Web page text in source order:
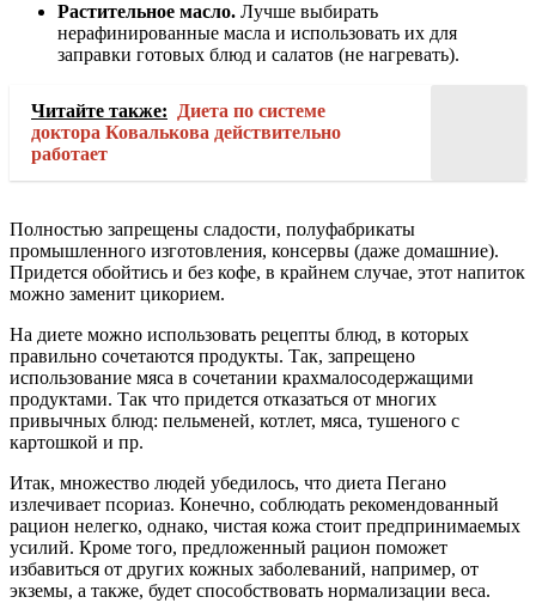
Растительное масло. Лучше выбирать
нерафинированные масла и использовать их для
заправки готовых блюд и салатов (не нагревать).
Читайте также:
Диета по системе
доктора Ковалькова действительно
работает
Полностью запрещены сладости, полуфабрикаты
промышленного изготовления, консервы (даже домашние).
Придется обойтись и без кофе, в крайнем случае, этот напиток
можно заменит цикорием.
На диете можно использовать рецепты блюд, в которых
правильно сочетаются продукты. Так, запрещено
использование мяса в сочетании крахмалосодержащими
продуктами. Так что придется отказаться от многих
привычных блюд: пельменей, котлет, мяса, тушеного с
картошкой и пр.
Итак, множество людей убедилось, что диета Пегано
излечивает псориаз. Конечно, соблюдать рекомендованный
рацион нелегко, однако, чистая кожа стоит предпринимаемых
усилий. Кроме того, предложенный рацион поможет
избавиться от других кожных заболеваний, например, от
экземы, а также, будет способствовать нормализации веса.